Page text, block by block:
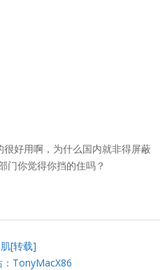
好用啊，为什么国内就非得屏蔽
门你觉得你挡的住吗？
[转载]
TonyMacX86